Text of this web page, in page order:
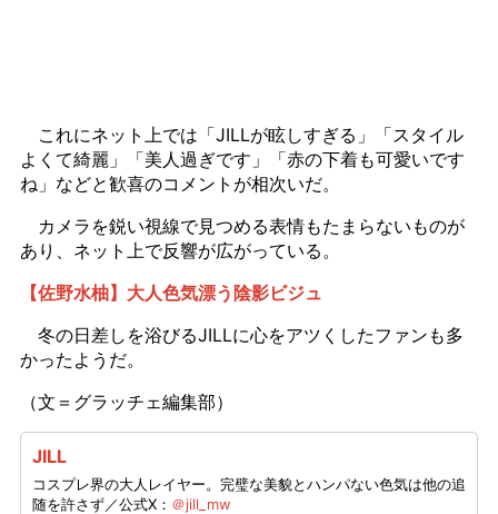
これにネット上では「JILLが眩しすぎる」「スタイル
よくて綺麗」「美人過ぎです」「赤の下着も可愛いです
ね」などと歓喜のコメントが相次いだ。
カメラを鋭い視線で見つめる表情もたまらないものが
あり、ネット上で反響が広がっている。
【佐野水柚】大人色気漂う陰影ビジュ
冬の日差しを浴びるJILLに心をアツくしたファンも多
かったようだ。
（文＝グラッチェ編集部）
JILL
コスプレ界の大人レイヤー。完璧な美貌とハンパない色気は他の追
随を許さず／公式X： ＠jill_mw